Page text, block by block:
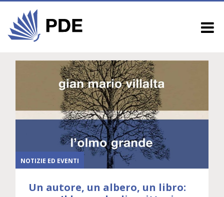
NOTIZIE ED EVENTI
Un autore, un albero, un libro: